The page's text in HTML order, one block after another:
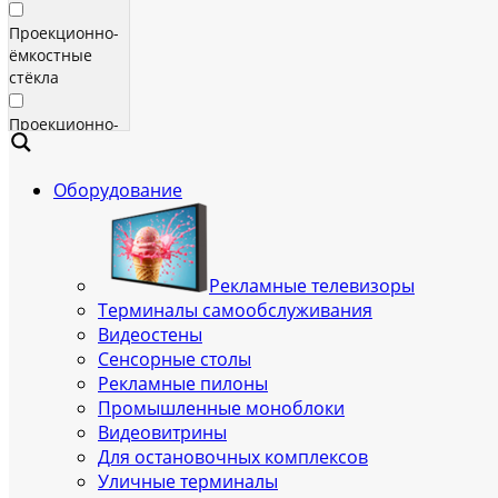
Проекционно-
ёмкостные
стёкла
Проекционно-
ёмкостные
рекламные
телевизоры
помещения
Всепогодные
рекламные
телевизоры
(уличные)
Оборудование
Рекламные телевизоры
Терминалы самообслуживания
Видеостены
Сенсорные столы
Рекламные пилоны
Промышленные моноблоки
Видеовитрины
Для остановочных комплексов
Уличные терминалы